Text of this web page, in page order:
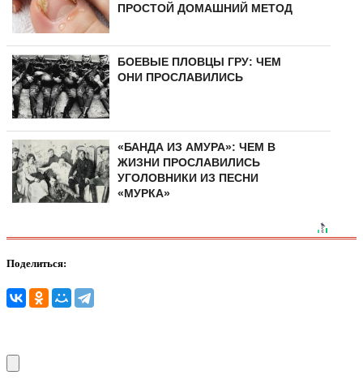
ПРОСТОЙ ДОМАШНИЙ МЕТОД
БОЕВЫЕ ПЛОВЦЫ ГРУ: ЧЕМ
ОНИ ПРОСЛАВИЛИСЬ
«БАНДА ИЗ АМУРА»: ЧЕМ В
ЖИЗНИ ПРОСЛАВИЛИСЬ
УГОЛОВНИКИ ИЗ ПЕСНИ
«МУРКА»
Поделиться: